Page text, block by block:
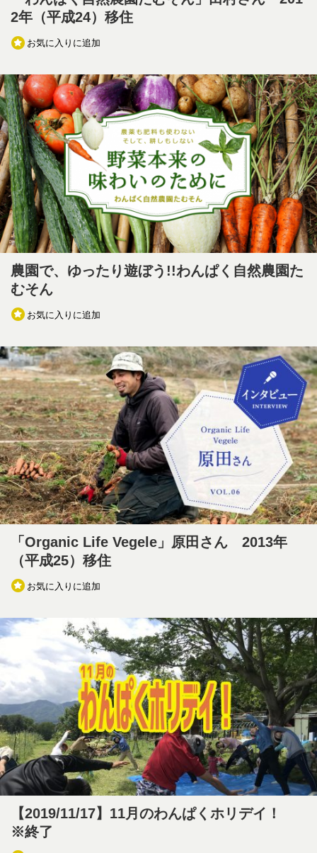
2年（平成24）移住
お気に入りに追加
農園で、ゆったり遊ぼう!!わんぱく自然農園た
むそん
お気に入りに追加
「Organic Life Vegele」原田さん 2013年
（平成25）移住
お気に入りに追加
【2019/11/17】11月のわんぱくホリデイ！
※終了